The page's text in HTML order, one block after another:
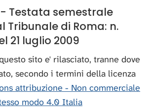
- Testata semestrale
Tribunale di Roma: n.
21 luglio 2009
sito e' rilasciato, tranne dove
secondo i termini della licenza
attribuzione - Non commerciale
modo 4.0 Italia